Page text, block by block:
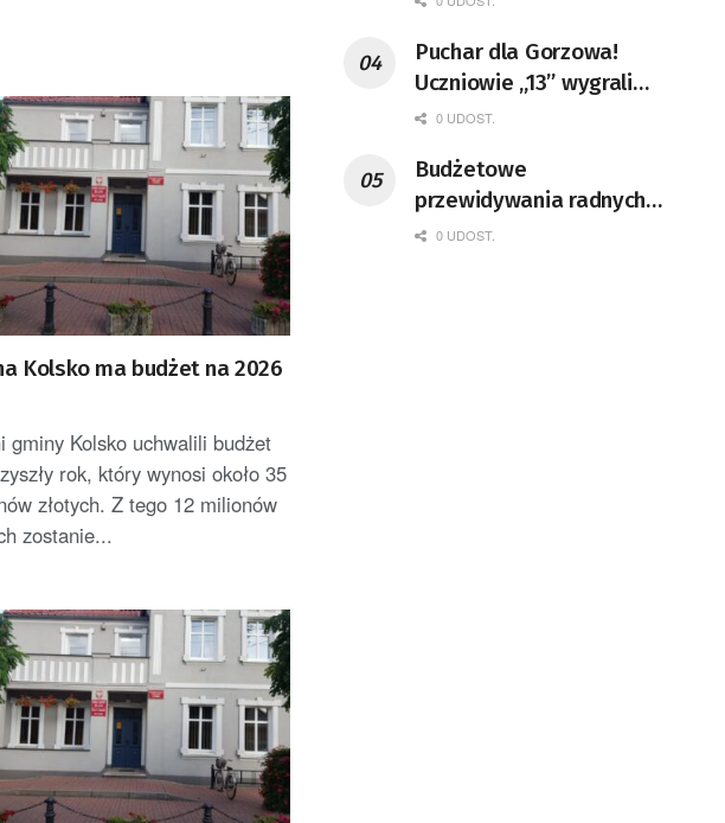
Kolsko ma budżet na 2026
gminy Kolsko uchwalili budżet
rok, który wynosi około 35
złotych. Z tego 12 milionów
zostanie...
Puchar dla Gorzowa!
Uczniowie „13” wygrali
ogólnopolski konkurs
0 UDOST.
Budżetowe
przewidywania radnych
sejmiku
0 UDOST.